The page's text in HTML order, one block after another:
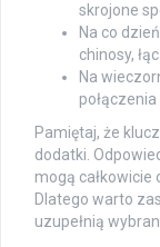
skrojone
Na co
chinosy,
Na
Pamiętaj, że
dodatki.
mogą całkowicie
Dlatego warto
uzupełnią